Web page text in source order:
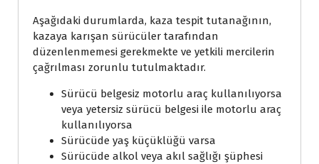
Aşağıdaki durumlarda, kaza tespit tutanağının,
kazaya karışan sürücüler tarafından
düzenlenmemesi gerekmekte ve yetkili mercilerin
çağrılması zorunlu tutulmaktadır.
Sürücü belgesiz motorlu araç kullanılıyorsa
veya yetersiz sürücü belgesi ile motorlu araç
kullanılıyorsa
Sürücüde yaş küçüklüğü varsa
Sürücüde alkol veya akıl sağlığı şüphesi